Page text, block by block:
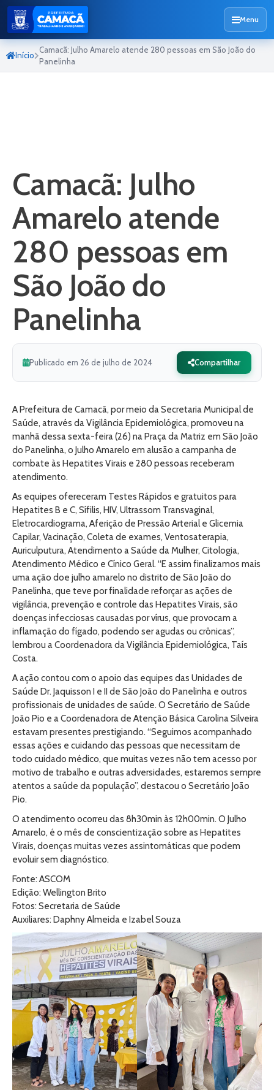
Menu
Início
Camacã: Julho Amarelo atende 280 pessoas em São João do
Panelinha
Camacã: Julho
Amarelo atende
280 pessoas em
São João do
Panelinha
Publicado em 26 de julho de 2024 Compartilhar
A Prefeitura de Camacã, por meio da Secretaria Municipal de
Saúde, através da Vigilância Epidemiológica, promoveu na
manhã dessa sexta-feira (26) na Praça da Matriz em São João
do Panelinha, o Julho Amarelo em alusão a campanha de
combate às Hepatites Virais e 280 pessoas receberam
atendimento.
As equipes ofereceram Testes Rápidos e gratuitos para
Hepatites B e C, Sífilis, HIV, Ultrassom Transvaginal,
Eletrocardiograma, Aferição de Pressão Arterial e Glicemia
Capilar, Vacinação, Coleta de exames, Ventosaterapia,
Auriculputura, Atendimento a Saúde da Mulher, Citologia,
Atendimento Médico e Cínico Geral. “E assim finalizamos mais
uma ação doe julho amarelo no distrito de São João do
Panelinha, que teve por finalidade reforçar as ações de
vigilância, prevenção e controle das Hepatites Virais, são
doenças infecciosas causadas por vírus, que provocam a
inflamação do fígado, podendo ser agudas ou crônicas”,
lembrou a Coordenadora da Vigilância Epidemiológica, Taís
Costa.
A ação contou com o apoio das equipes das Unidades de
Saúde Dr. Jaquisson I e II de São João do Panelinha e outros
profissionais de unidades de saúde. O Secretário de Saúde
João Pio e a Coordenadora de Atenção Básica Carolina Silveira
estavam presentes prestigiando. “Seguimos acompanhado
essas ações e cuidando das pessoas que necessitam de
todo cuidado médico, que muitas vezes não tem acesso por
motivo de trabalho e outras adversidades, estaremos sempre
atentos a saúde da população”, destacou o Secretário João
Pio.
O atendimento ocorreu das 8h30min às 12h00min. O Julho
Amarelo, é o mês de conscientização sobre as Hepatites
Virais, doenças muitas vezes assintomáticas que podem
evoluir sem diagnóstico.
Fonte: ASCOM
Edição: Wellington Brito
Fotos: Secretaria de Saúde
Auxiliares: Daphny Almeida e Izabel Souza